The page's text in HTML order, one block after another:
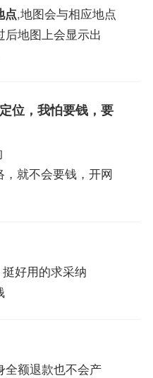
点,地图会与相应地点
后地图上会显示出
位，我怕要钱，要
就不会要钱，开网
好用的求采纳
全额退款也不会产